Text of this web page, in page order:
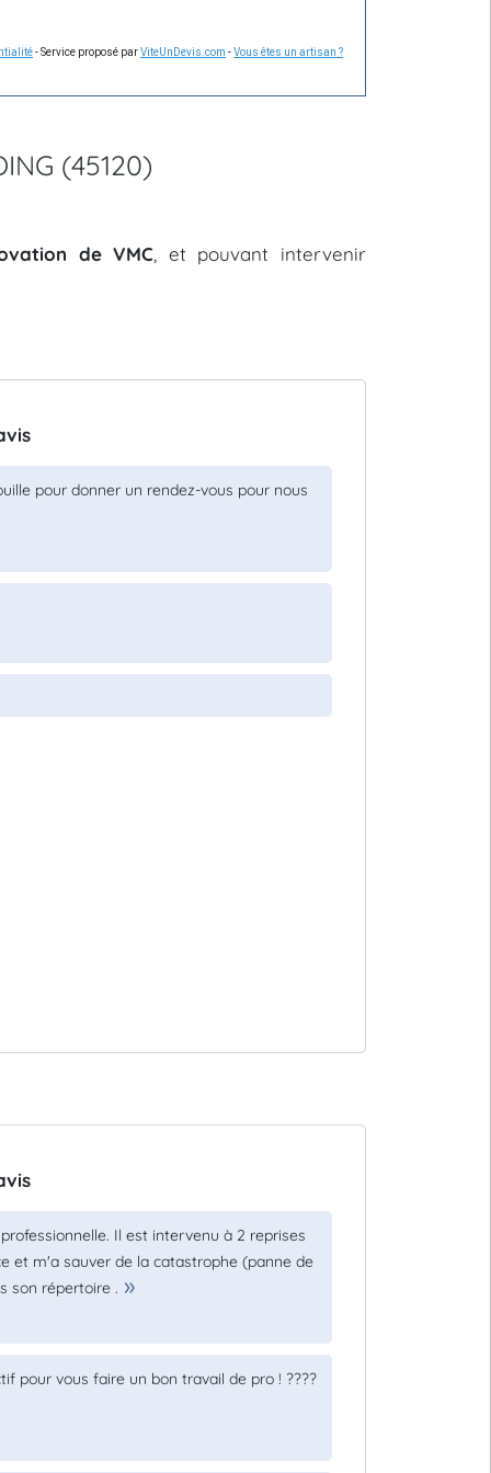
- Service proposé parViteUnDevis.com -Vous êtes un artisan ?
(45120)
de VMC , et pouvant intervenir
pour donner un rendez-vous pour nous
Il est intervenu à 2 reprises
et m'a sauver de la catastrophe (panne de
son répertoire .
pour vous faire un bon travail de pro ! ????